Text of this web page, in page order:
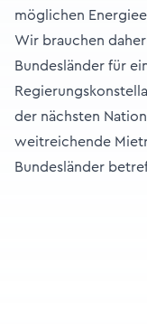
möglichen
Wir brauchen
Bundesländer für
der nächsten
weitreichende
Bundesländer